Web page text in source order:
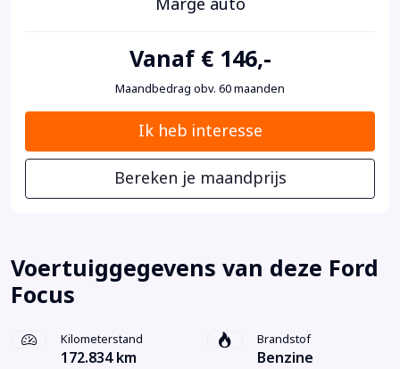
Vanaf € 146,-
Maandbedrag obv. 60 maanden
Ik heb interesse
Bereken je maandprijs
Voertuiggegevens van deze Ford
Focus
Kilometerstand
172.834 km
Brandstof
Benzine